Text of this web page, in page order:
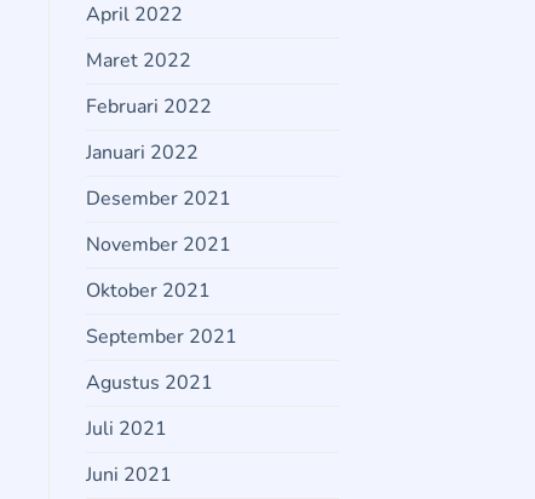
April 2022
Maret 2022
Februari 2022
Januari 2022
Desember 2021
November 2021
Oktober 2021
September 2021
Agustus 2021
Juli 2021
Juni 2021